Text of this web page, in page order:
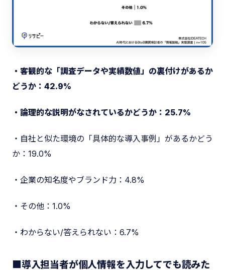
・客観的な「調査データや実績数値」の裏付けがあるか
どうか：42.9%
・論理的な説明がなされているかどうか：25.7%
・自社と似た環境の「具体的な導入事例」があるかどう
か：19.0%
・企業の知名度やブランド力：4.8%
・その他：1.0%
・わからない/答えられない：6.7%
■導入担当者が個人情報を入力してでも読みた